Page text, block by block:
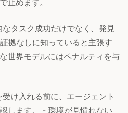
止めます。
なタスク成功だけでなく、発見
拠なしに知っていると主張す
世界モデルにはペナルティを与
け入れる前に、エージェント
します。 - 環境が見慣れない